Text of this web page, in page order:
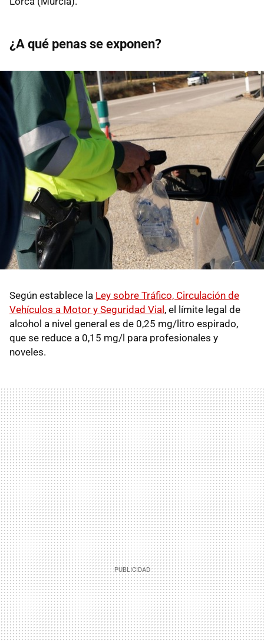
¿A qué penas se exponen?
Según establece la Ley sobre Tráfico, Circulación de
Vehículos a Motor y Seguridad Vial, el límite legal de
alcohol a nivel general es de 0,25 mg/litro espirado,
que se reduce a 0,15 mg/l para profesionales y
noveles.